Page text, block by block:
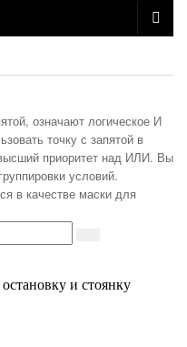
и стоянку